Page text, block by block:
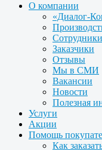
О компании
«Диалог-
Сотрудники
Заказчики
Отзывы
Мы в СМИ
Вакансии
Новости
Полезная
Услуги
Акции
Помощь
Как